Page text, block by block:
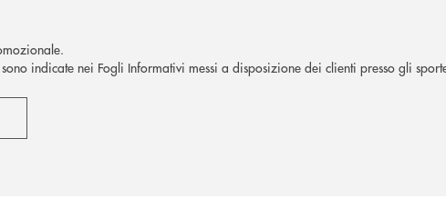
indicate nei Fogli Informativi messi a disposizione dei clienti presso gli